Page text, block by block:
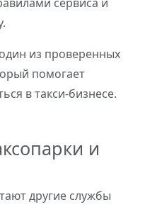
из проверенных
помогает
в такси-бизнесе.
и
другие службы